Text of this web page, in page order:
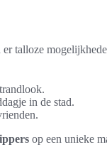
talloze
in de stad.
op een unieke